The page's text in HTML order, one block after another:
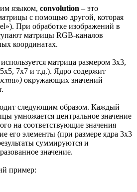
языком, convolution – это
с помощью другой, которая
При обработке изображений в
матрицы RGB-каналов
координатах.
матрица размером 3x3,
7x7 и т.д.). Ядро содержит
окружающих значений
следующим образом. Каждый
умножается центральное значение
на соответствующие значения
его элементы (при размере ядра 3x3
суммируются и
значение.
пример: